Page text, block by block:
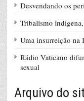
Desvendando os
Tribalismo
Uma insurreição na
Rádio Vaticano
sexual
Arquivo do